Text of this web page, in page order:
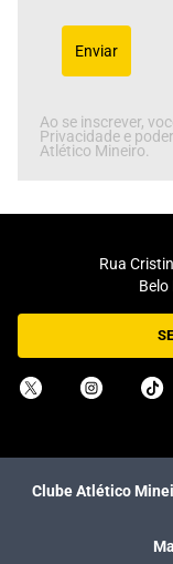
Enviar
Ao se inscrever,
Privacidade e
Atlético Mineiro.
Rua
Belo
Clube Atlético